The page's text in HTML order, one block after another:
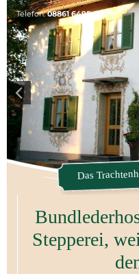
Telefon:08861 6495
Das
Stepperei,